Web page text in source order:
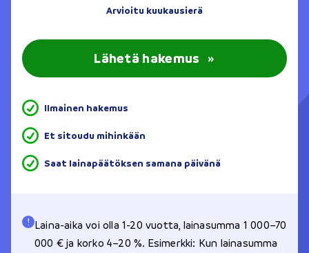
Arvioitu kuukausierä
Lähetä hakemus »
Ilmainen hakemus
Et sitoudu mihinkään
Saat lainapäätöksen samana päivänä
Laina-aika voi olla 1-20 vuotta, lainasumma 1 000–70
000 € ja korko 4–20 %. Esimerkki: Kun lainasumma